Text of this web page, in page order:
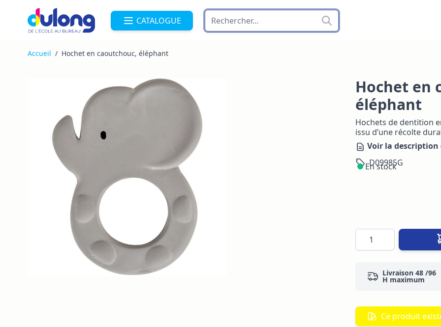
Allez au contenu
CATALOGUE
Accueil / Hochet en caoutchouc, éléphant
Hochet en
éléphant
Hochets de dentition
issu d’une récolte
Voir la
D09985G
En stock
Quantité
Livraison 48 /96
H maximum
Ce produit